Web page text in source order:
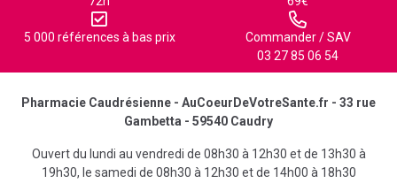
5 000 références à bas prix
Commander / SAV
03 27 85 06 54
Pharmacie Caudrésienne - AuCoeurDeVotreSante.fr - 33 rue
Gambetta - 59540 Caudry
Ouvert du lundi au vendredi de 08h30 à 12h30 et de 13h30 à
19h30, le samedi de 08h30 à 12h30 et de 14h00 à 18h30